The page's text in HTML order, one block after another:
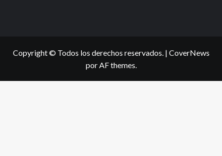
Copyright © Todos los derechos reservados. | CoverNews
por AF themes.